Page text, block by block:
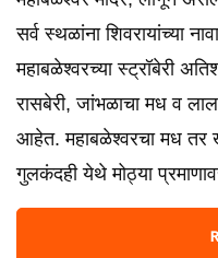
सर्व स्थळांना शिवरायांच्या
महाबळेश्वरच्या स्ट्रॉबेरी
रासबेरी, जांभळाचा मध व
आहेत. महाबळेश्वरचा मध तर
गुलकंदही येथे मोठ्या